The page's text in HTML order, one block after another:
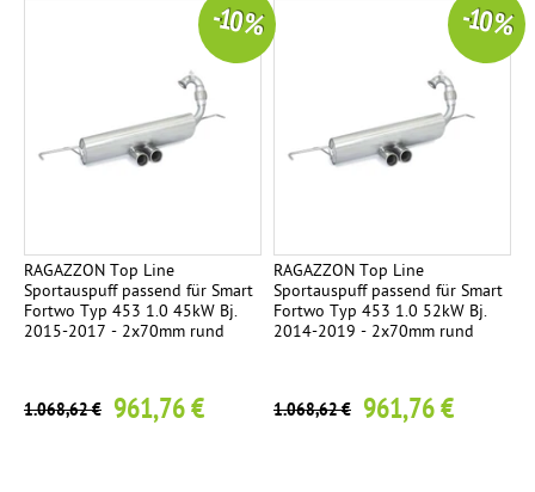
RAGAZZON Top Line
Sportauspuff passend für Smart
Fortwo Typ 453 1.0 45kW Bj.
2015-2017 - 2x70mm rund
1.068,62 € 961,76 €
-10 %
RAGAZZON Top Line
Sportauspuff passend für Smart
Fortwo Typ 453 1.0 52kW Bj.
2014-2019 - 2x70mm rund
1.068,62 € 961,76 €
-10 %